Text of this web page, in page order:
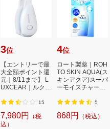
3位
【エントリーで最
大全額ポイント還
元｜8/11まで】 L
UXCEAR｜ルクセ
U...
15
7,980円
（税
込）
4位
ロート製薬｜ROH
TO SKIN AQUA(ス
キンアクア)スーパ
ーモイスチャージ
...
5
868円 （税込）